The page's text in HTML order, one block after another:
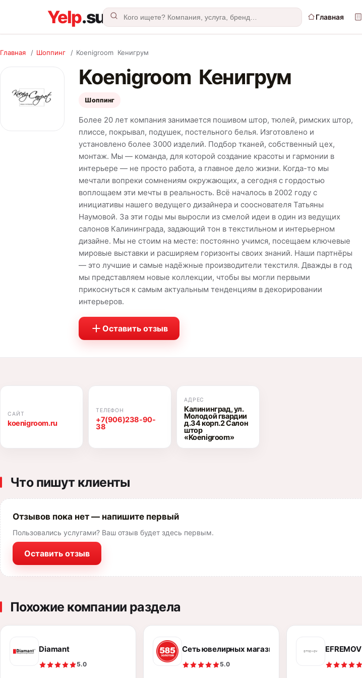
Главная
Главная / Шоппинг / Koenigroom Кенигрум
Koenigroom Кенигрум
Шоппинг
Более 20 лет компания занимается пошивом штор, тюлей, римских штор,
плиссе, покрывал, подушек, постельного белья. Изготовлено и
установлено более 3000 изделий. Подбор тканей, собственный цех,
монтаж. Мы — команда, для которой создание красоты и гармонии в
интерьере — не просто работа, а главное дело жизни. Когда-то мы
мечтали вопреки сомнениям окружающих, а сегодня с гордостью
воплощаем эти мечты в реальность. Всё началось в 2002 году с
инициативы нашего ведущего дизайнера и сооснователя Татьяны
Наумовой. За эти годы мы выросли из смелой идеи в один из ведущих
салонов Калининграда, задающий тон в текстильном и интерьерном
дизайне. Мы не стоим на месте: постоянно учимся, посещаем ключевые
мировые выставки и расширяем горизонты своих знаний. Наши партнёры
— это лучшие и самые надёжные производители текстиля. Дважды в год
мы представляем новые коллекции, чтобы вы могли первыми
прикоснуться к самым актуальным тенденциям в декорировании
интерьеров.
Оставить отзыв
САЙТ
koenigroom.ru
ТЕЛЕФОН
+7(906)238-90-
38
АДРЕС
Калининград, ул.
Молодой гвардии
д.34 корп.2 Салон
штор
«Koenigroom»
Что пишут клиенты
Отзывов пока нет — напишите первый
Пользовались услугами? Ваш отзыв будет здесь первым.
Оставить отзыв
Похожие компании раздела
Diamant
5.0
Сеть ювелирных магазинов «585*Золотой»
5.0
EFREMOV